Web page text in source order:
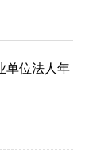
单位法人年